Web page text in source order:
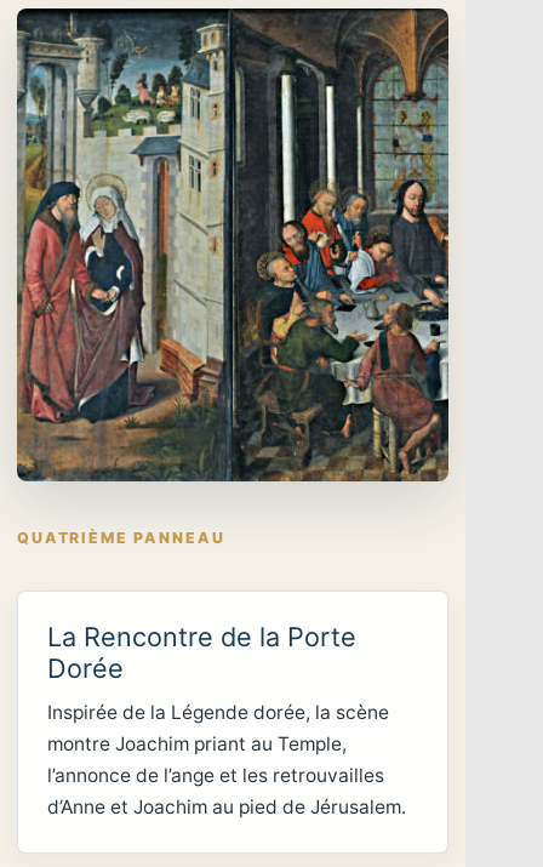
QUATRIÈME PANNEAU
La Rencontre de la Porte
Dorée
Inspirée de la Légende dorée, la scène
montre Joachim priant au Temple,
l’annonce de l’ange et les retrouvailles
d’Anne et Joachim au pied de Jérusalem.